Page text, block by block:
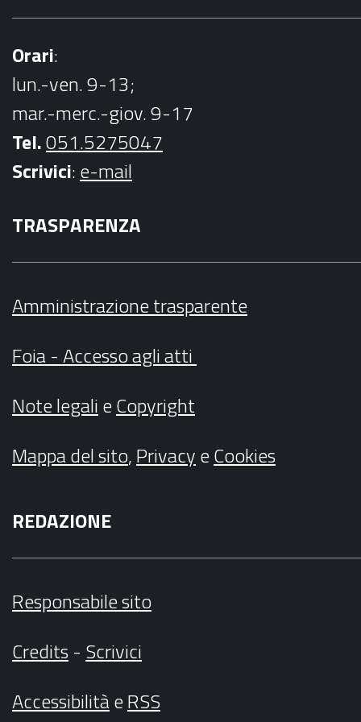
Orari:
lun.-ven. 9-13;
mar.-merc.-giov. 9-17
Tel.051.5275047
Scrivici:e-mail
TRASPARENZA
Amministrazione trasparente
Foia - Accesso agli atti
Note legalieCopyright
Mappa del sito,PrivacyeCookies
REDAZIONE
Responsabile sito
Credits- Scrivici
AccessibilitàeRSS